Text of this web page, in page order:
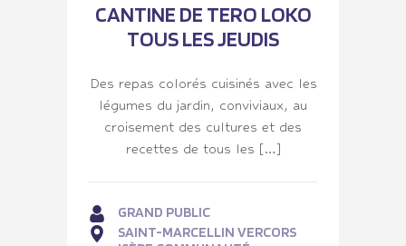
CANTINE DE TERO LOKO
TOUS LES JEUDIS
Des repas colorés cuisinés avec les
légumes du jardin, conviviaux, au
croisement des cultures et des
recettes de tous les […]
GRAND PUBLIC
SAINT-MARCELLIN VERCORS